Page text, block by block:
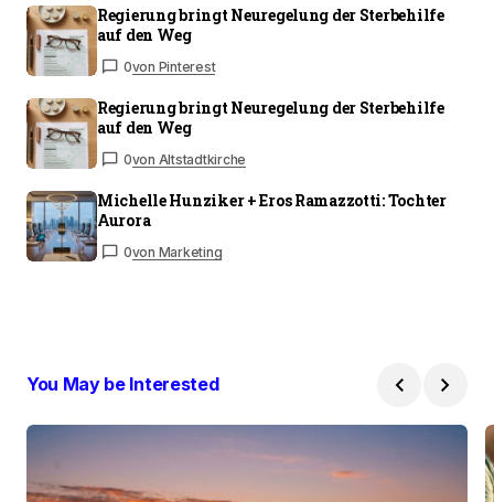
Regierung bringt Neuregelung der Sterbehilfe
auf den Weg
0von Pinterest
Regierung bringt Neuregelung der Sterbehilfe
auf den Weg
0von Altstadtkirche
Michelle Hunziker + Eros Ramazzotti: Tochter
Aurora
0von Marketing
You May be Interested